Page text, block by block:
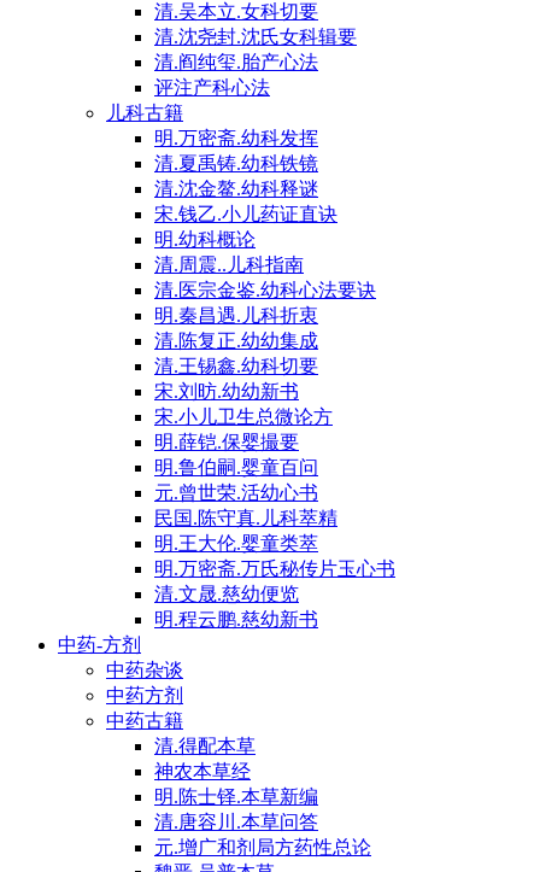
清.吴本立.女科切要
清.沈尧封.沈氏女科辑要
清.阎纯玺.胎产心法
评注产科心法
儿科古籍
明.万密斋.幼科发挥
清.夏禹铸.幼科铁镜
清.沈金鳌.幼科释谜
宋.钱乙.小儿药证直诀
明.幼科概论
清.周震..儿科指南
清.医宗金鉴.幼科心法要诀
明.秦昌遇.儿科折衷
清.陈复正.幼幼集成
清.王锡鑫.幼科切要
宋.刘昉.幼幼新书
宋.小儿卫生总微论方
明.薛铠.保婴撮要
明.鲁伯嗣.婴童百问
元.曾世荣.活幼心书
民国.陈守真.儿科萃精
明.王大伦.婴童类萃
明.万密斋.万氏秘传片玉心书
清.文晟.慈幼便览
明.程云鹏.慈幼新书
中药-方剂
中药杂谈
中药方剂
中药古籍
清.得配本草
神农本草经
明.陈士铎.本草新编
清.唐容川.本草问答
元.增广和剂局方药性总论